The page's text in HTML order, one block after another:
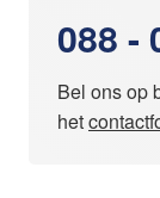
088 -
Bel ons op
het